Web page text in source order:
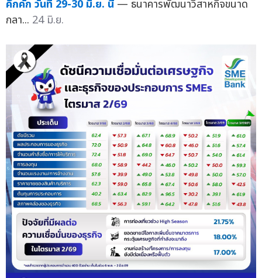
คึกคัก วันที่ 29-30 มิ.ย. นี้ — ธนาคารพัฒนาวิสาหกิจขนาด
กลา... 24 มิ.ย.